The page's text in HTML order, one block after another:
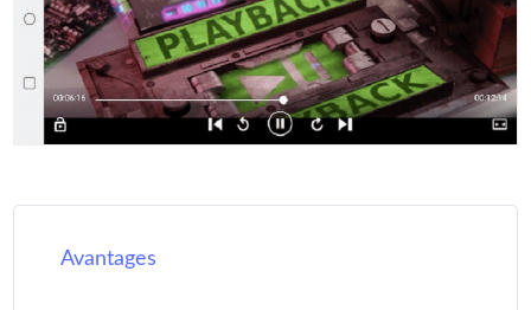
Avantages